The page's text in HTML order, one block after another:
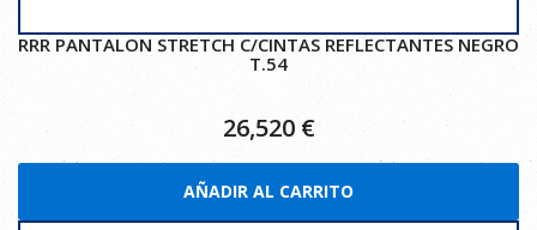
RRR PANTALON STRETCH C/CINTAS REFLECTANTES NEGRO
T.54
26,520€
AÑADIR AL CARRITO